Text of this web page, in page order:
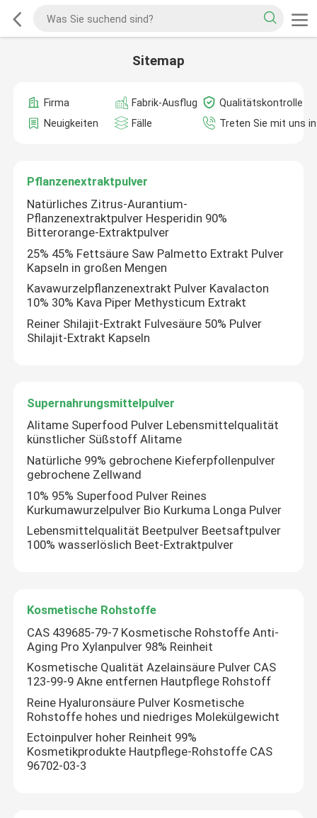
Sitemap
Firma Fabrik-Ausflug
Qualitätskontrolle
Neuigkeiten
Fälle Treten Sie mit uns
Pflanzenextraktpulver
Natürliches Zitrus-Aurantium-
Pflanzenextraktpulver Hesperidin 90%
Bitterorange-Extraktpulver
25% 45% Fettsäure Saw Palmetto Extrakt Pulver
Kapseln in großen Mengen
Kavawurzelpflanzenextrakt Pulver Kavalacton
10% 30% Kava Piper Methysticum Extrakt
Reiner Shilajit-Extrakt Fulvesäure 50% Pulver
Shilajit-Extrakt Kapseln
Supernahrungsmittelpulver
Alitame Superfood Pulver Lebensmittelqualität
künstlicher Süßstoff Alitame
Natürliche 99% gebrochene Kieferpfollenpulver
gebrochene Zellwand
10% 95% Superfood Pulver Reines
Kurkumawurzelpulver Bio Kurkuma Longa Pulver
Lebensmittelqualität Beetpulver Beetsaftpulver
100% wasserlöslich Beet-Extraktpulver
Kosmetische Rohstoffe
CAS 439685-79-7 Kosmetische Rohstoffe Anti-
Aging Pro Xylanpulver 98% Reinheit
Kosmetische Qualität Azelainsäure Pulver CAS
123-99-9 Akne entfernen Hautpflege Rohstoff
Reine Hyaluronsäure Pulver Kosmetische
Rohstoffe hohes und niedriges Molekülgewicht
Ectoinpulver hoher Reinheit 99%
Kosmetikprodukte Hautpflege-Rohstoffe CAS
96702-03-3